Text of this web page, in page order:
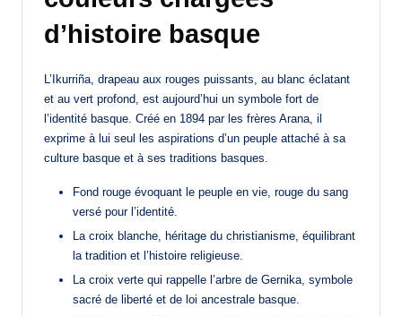
d’histoire basque
L’Ikurriña, drapeau aux rouges puissants, au blanc éclatant
et au vert profond, est aujourd’hui un symbole fort de
l’identité basque. Créé en 1894 par les frères Arana, il
exprime à lui seul les aspirations d’un peuple attaché à sa
culture basque et à ses traditions basques.
Fond rouge évoquant le peuple en vie, rouge du sang
versé pour l’identité.
La croix blanche, héritage du christianisme, équilibrant
la tradition et l’histoire religieuse.
La croix verte qui rappelle l’arbre de Gernika, symbole
sacré de liberté et de loi ancestrale basque.